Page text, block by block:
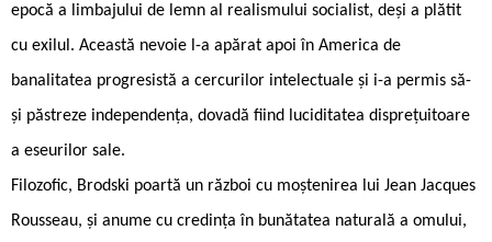
epocă a limbajului de lemn al realismului socialist, deși a plătit
cu exilul. Această nevoie l-a apărat apoi în America de
banalitatea progresistă a cercurilor intelectuale și i-a permis să-
și păstreze independența, dovadă fiind luciditatea disprețuitoare
a eseurilor sale.
Filozofic, Brodski poartă un război cu moștenirea lui Jean Jacques
Rousseau, și anume cu credința în bunătatea naturală a omului,